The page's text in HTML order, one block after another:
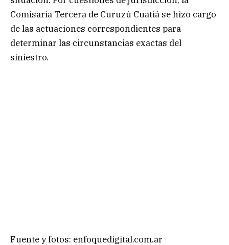
Comisaría Tercera de Curuzú Cuatiá se hizo cargo
de las actuaciones correspondientes para
determinar las circunstancias exactas del
siniestro.
Fuente y fotos: enfoquedigital.com.ar